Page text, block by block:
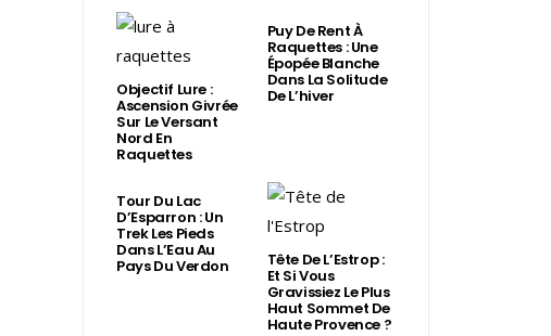
Objectif Lure :
Ascension Givrée
Sur Le Versant
Nord En
Raquettes
Puy De Rent À
Raquettes : Une
Épopée Blanche
Dans La Solitude
De L’hiver
Tour Du Lac
D’Esparron : Un
Trek Les Pieds
Dans L’Eau Au
Pays Du Verdon Tête De L’Estrop :
Et Si Vous
Gravissiez Le Plus
Haut Sommet De
Haute Provence ?